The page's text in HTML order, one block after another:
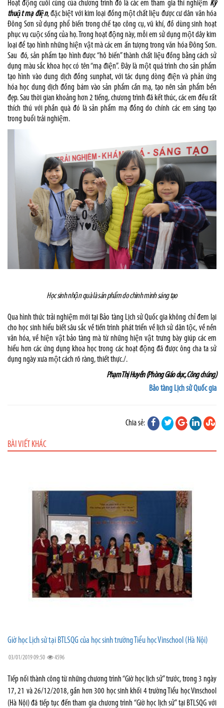
Hoạt động cuối cùng của chương trình đó là các em tham gia thí nghiệm Kỹ
thuật mạ điện, đặc biệt với kim loại đồng một chất liệu được cư dân văn hóa
Đông Sơn sử dụng phổ biến trong chế tạo công cụ, vũ khí, đồ dùng sinh hoạt
phục vụ cuộc sống của họ. Trong hoạt động này, mỗi em sử dụng một dây kim
loại để tạo hình những hiện vật mà các em ấn tượng trong văn hóa Đông Sơn.
Sau đó, sản phẩm tạo hình được “hô biến” thành chất liệu đồng bằng cách sử
dụng màu sắc khoa học có tên “mạ điện”. Đây là một quá trình cho sản phẩm
tạo hình vào dung dịch đồng sunphat, với tác dụng dòng điện và phản ứng
hóa học dung dịch đồng bám vào sản phẩm cần mạ, tạo nên sản phẩm bền
đẹp. Sau thời gian khoảng hơn 2 tiếng, chương trình đã kết thúc, các em đều rất
thích thú với phần quà đó là sản phẩm mạ đồng do chính các em sáng tạo
trong buổi trải nghiệm.
Học sinh nhận quà là sản phẩm do chình mình sáng tạo
Qua hình thức trải nghiệm mới tại Bảo tàng Lịch sử Quốc gia không chỉ đem lại
cho học sinh hiểu biết sâu sắc về tiến trình phát triển về lịch sử dân tộc, về nền
văn hóa, về hiện vật bảo tàng mà từ những hiện vật trưng bày giúp các em
hiểu hơn các ứng dụng khoa học trong các hoạt động đã được ông cha ta sử
dụng ngày xưa một cách rõ ràng, thiết thực./.
Phạm Thị Huyền(Phòng Giáo dục, Công chúng)
Bảo tàng Lịch sử Quốc gia
Chia sẻ:
BÀI VIẾT KHÁC
Giờ học Lịch sử tại BTLSQG của học sinh trường Tiểu học Vinschool (Hà Nội)
03/01/2019 09:50 4596
Tiếp nối thành công từ những chương trình “Giờ học lịch sử” trước, trong 3 ngày
17, 21 và 26/12/2018, gần hơn 300 học sinh khối 4 trường Tiểu học Vinschool
(Hà Nội) đã tiếp tục đến tham gia chương trình “Giờ học lịch sử” tại BTLSQG với